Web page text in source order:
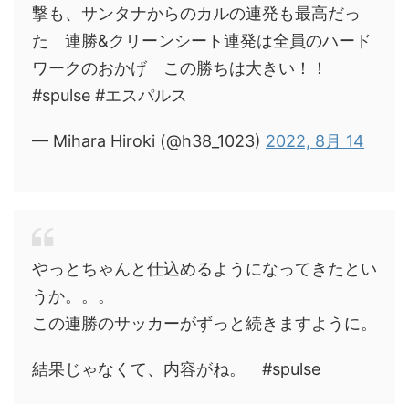
撃も、サンタナからのカルの連発も最高だっ
た 連勝&クリーンシート連発は全員のハード
ワークのおかげ この勝ちは大きい！！
#spulse #エスパルス
— Mihara Hiroki (@h38_1023) 2022, 8月 14
やっとちゃんと仕込めるようになってきたとい
うか。。。
この連勝のサッカーがずっと続きますように。
結果じゃなくて、内容がね。 #spulse